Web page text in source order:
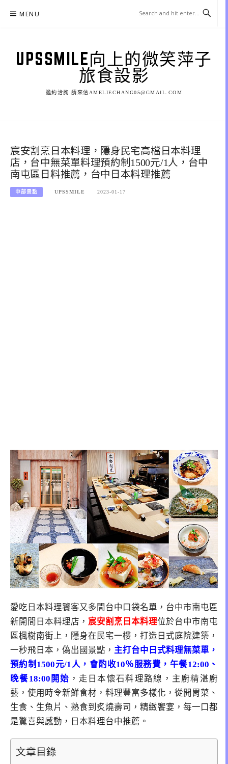
MENU
UPSSMILE向上的微笑萍子
旅食設影
邀約洽詢 請來信AMELIECHANG05@GMAIL.COM
宸安割烹日本料理，隱身民宅高檔日本料理
店，台中無菜單料理預約制1500元/1人，台中
南屯區日料推薦，台中日本料理推薦
中部景點 UPSSMILE 2023-01-17
愛吃日本料理饕客又多間台中口袋名單，台中市南屯區
新開間日本料理店， 宸安割烹日本料理位於台中市南屯
區楓樹南街上，隱身在民宅一樓，打造日式庭院建築，
一秒飛日本，偽出國景點， 主打台中日式料理無菜單，
預約制1500元/1人，會酌收10％服務費，午餐12:00、
晚餐18:00開始 ，走日本懷石料理路線，主廚精湛廚
藝，使用時令新鮮食材，料理豐富多樣化，從開胃菜、
生食、生魚片、熟食到炙燒壽司，精緻饗宴，每一口都
是驚喜與感動，日本料理台中推薦。
文章目錄